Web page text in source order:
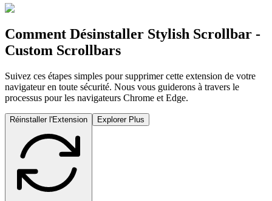
Comment Désinstaller Stylish Scrollbar -
Custom Scrollbars
Suivez ces étapes simples pour supprimer cette extension de votre
navigateur en toute sécurité. Nous vous guiderons à travers le
processus pour les navigateurs Chrome et Edge.
Réinstaller l'Extension Explorer Plus